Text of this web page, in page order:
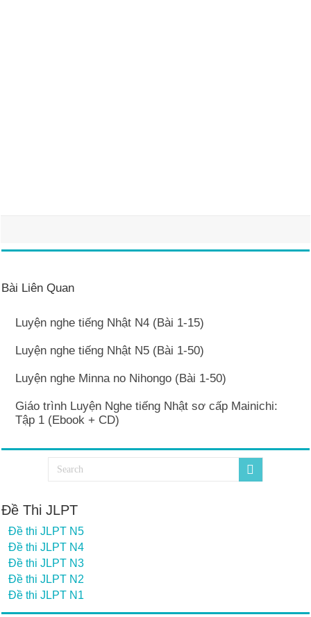
Bài Liên Quan
Luyện nghe tiếng Nhật N4 (Bài 1-15)
Luyện nghe tiếng Nhật N5 (Bài 1-50)
Luyện nghe Minna no Nihongo (Bài 1-50)
Giáo trình Luyện Nghe tiếng Nhật sơ cấp Mainichi:
Tập 1 (Ebook + CD)
Đề Thi JLPT
Đề thi JLPT N5
Đề thi JLPT N4
Đề thi JLPT N3
Đề thi JLPT N2
Đề thi JLPT N1